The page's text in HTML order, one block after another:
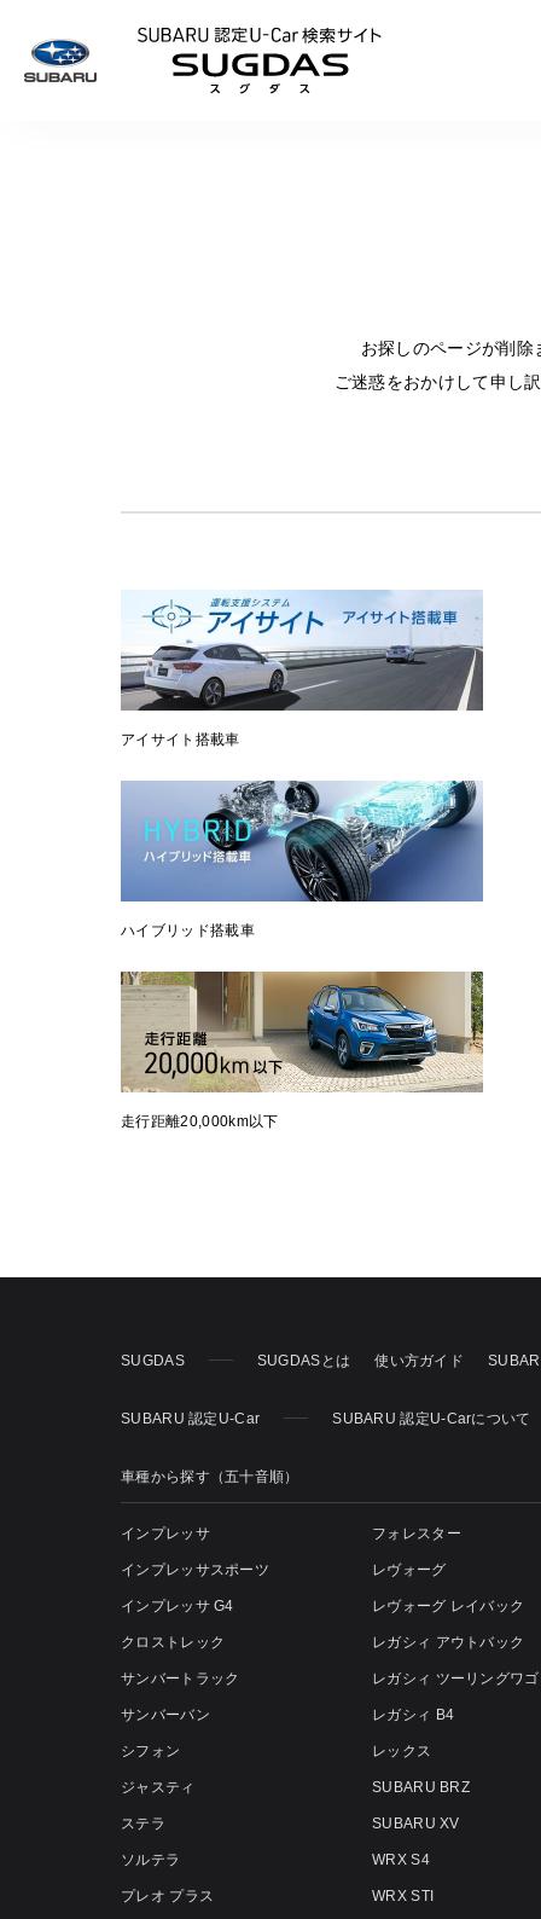
お探しのページが削
ご迷惑をおかけして申し
アイサイト搭載車
ハイブリッド搭載車
走行距離20,000km以下
SUGDAS SUGDASとは 使い方ガイド
SUBARU 認定U-Car SUBARU 認定U-Carについて
車種から探す（五十音順）
インプレッサ
インプレッサスポーツ
インプレッサ G4
クロストレック
サンバートラック
サンバーバン
シフォン
ジャスティ
ステラ
ソルテラ
プレオ プラス
フォレスター
レヴォーグ
レヴォーグ レイバック
レガシィ アウトバック
レガシィ ツーリングワ
レガシィ B4
レックス
SUBARU BRZ
SUBARU XV
WRX S4
WRX STI